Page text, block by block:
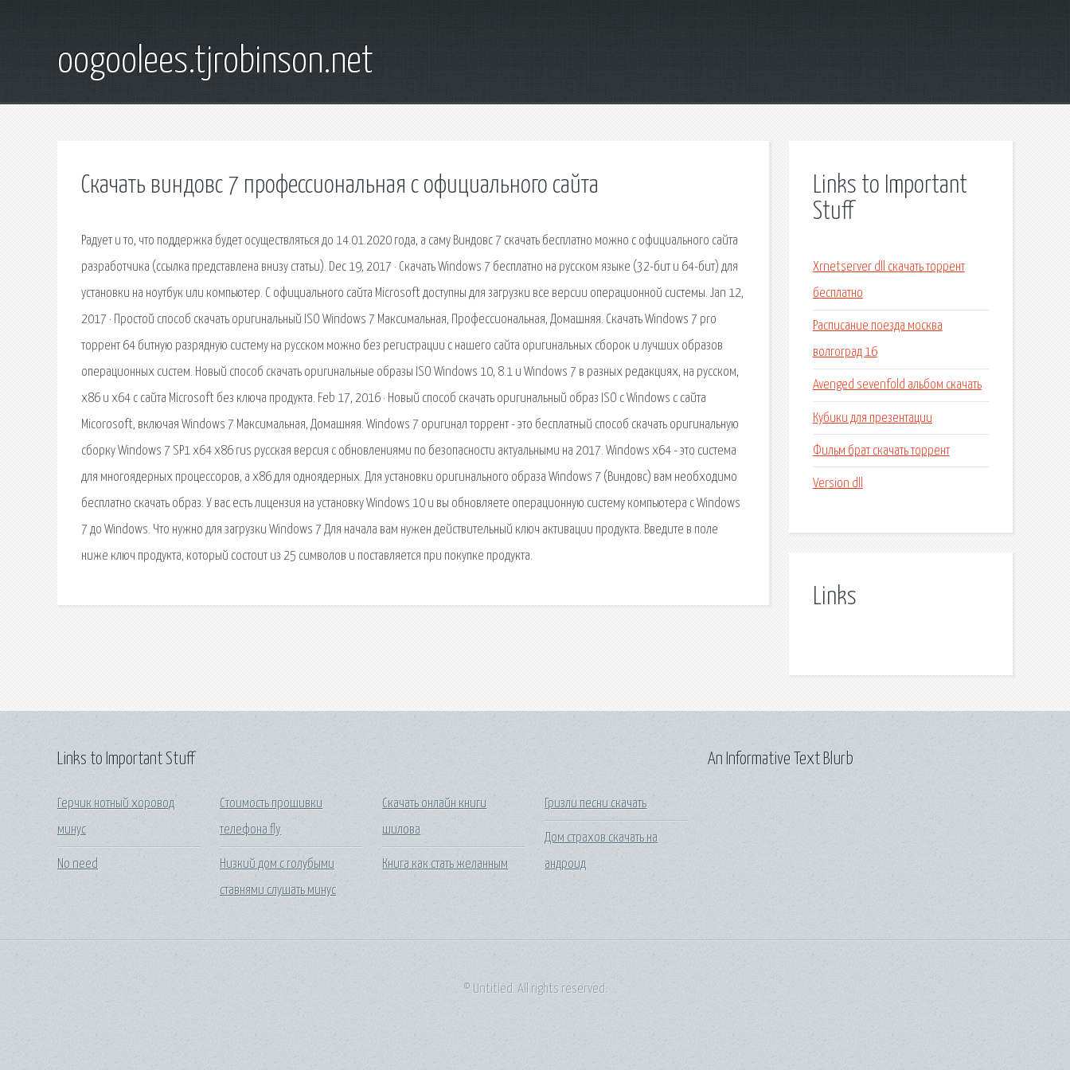
oogoolees.tjrobinson.net
Скачать виндовс 7 профессиональная с официального сайта
Радует и то, что поддержка будет осуществляться до 14.01.2020 года, а саму Виндовс 7 скачать бесплатно можно с официального сайта
разработчика (ссылка представлена внизу статьи). Dec 19, 2017 · Скачать Windows 7 бесплатно на русском языке (32-бит и 64-бит) для
установки на ноутбук или компьютер. С официального сайта Microsoft доступны для загрузки все версии операционной системы. Jan 12,
2017 · Простой способ скачать оригинальный ISO Windows 7 Максимальная, Профессиональная, Домашняя. Скачать Windows 7 pro
торрент 64 битную разрядную систему на русском можно без регистрации с нашего сайта оригинальных сборок и лучших образов
операционных систем. Новый способ скачать оригинальные образы ISO Windows 10, 8.1 и Windows 7 в разных редакциях, на русском,
x86 и x64 с сайта Microsoft без ключа продукта. Feb 17, 2016 · Новый способ скачать оригинальный образ ISO с Windows с сайта
Micorosoft, включая Windows 7 Максимальная, Домашняя. Windows 7 оригинал торрент - это бесплатный способ скачать оригинальную
сборку Windows 7 SP1 x64 x86 rus русская версия с обновлениями по безопасности актуальными на 2017. Windows x64 - это система
для многоядерных процессоров, а x86 для одноядерных. Для установки оригинального образа Windows 7 (Виндовс) вам необходимо
бесплатно скачать образ. У вас есть лицензия на установку Windows 10 и вы обновляете операционную систему компьютера с Windows
7 до Windows. Что нужно для загрузки Windows 7 Для начала вам нужен действительный ключ активации продукта. Введите в поле
ниже ключ продукта, который состоит из 25 символов и поставляется при покупке продукта.
Links to Important
Stuff
Xrnetserver dll скачать торрент
бесплатно
Расписание поезда москва
волгоград 16
Avenged sevenfold альбом скачать
Кубики для презентации
Фильм брат скачать торрент
Version dll
Links
Links to Important Stuff
Герчик нотный хоровод
минус
No need
Стоимость прошивки
телефона fly
Низкий дом с голубыми
ставнями слушать минус
Скачать онлайн книги
шилова
Книга как стать желанным
Гризли песни скачать
Дом страхов скачать на
андроид
An Informative Text Blurb
© Untitled. All rights reserved.